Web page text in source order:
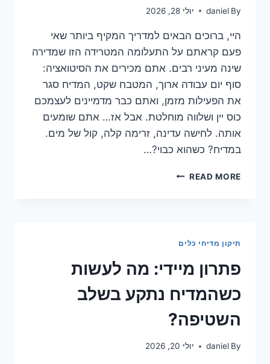
By
daniel יולי 28, 2026
היי, ברוכים הבאים למדריך המקיף ביותר שאי
פעם קראתם על התעלומה המטרידה הזו שמדירה
שינה מעיני רבים. אתם מכירים את הסיטואציה:
סוף יום עבודה ארוך, המטבח שקט, המדיח סגר
את הפעילות מזמן, ואתם כבר מדמיינים לעצמכם
כוס יין ושלווה מוחלטת. אבל אז… אתם שומעים
אותה. לחישה עדינה, זרימה קלה, קול של מים.
במדיח? כשהוא כבוי?…
READ MOREרעש
הקולות?
תיקון מדיחי כלים
פתרון מיידי: מה לעשות
כשהמדיח נתקע בשלב
השטיפה?
By
daniel יולי 20, 2026